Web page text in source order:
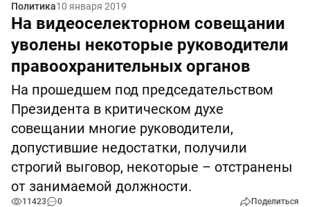
Политика10 января 2019
На видеоселекторном совещании
уволены некоторые руководители
правоохранительных органов
На прошедшем под председательством
Президента в критическом духе
совещании многие руководители,
допустившие недостатки, получили
строгий выговор, некоторые – отстранены
от занимаемой должности.
11423 0 Поделиться